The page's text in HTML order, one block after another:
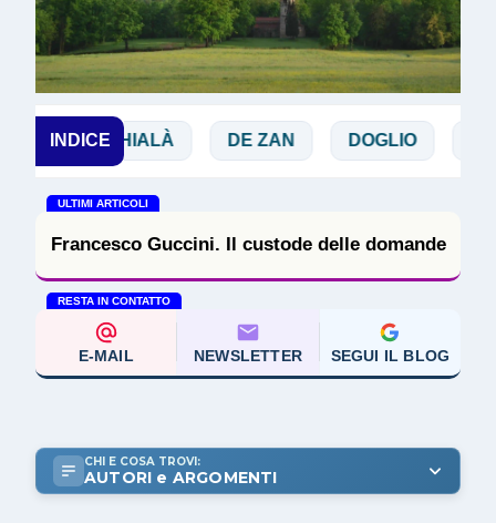
INDICE
CHIALÀ DE ZAN DOGLIO MAGGI
ULTIMI ARTICOLI
Francesco Guccini. Il custode delle domande
RESTA IN CONTATTO
E-MAIL NEWSLETTER SEGUI IL BLOG
CHI E COSA TROVI:
AUTORI e ARGOMENTI